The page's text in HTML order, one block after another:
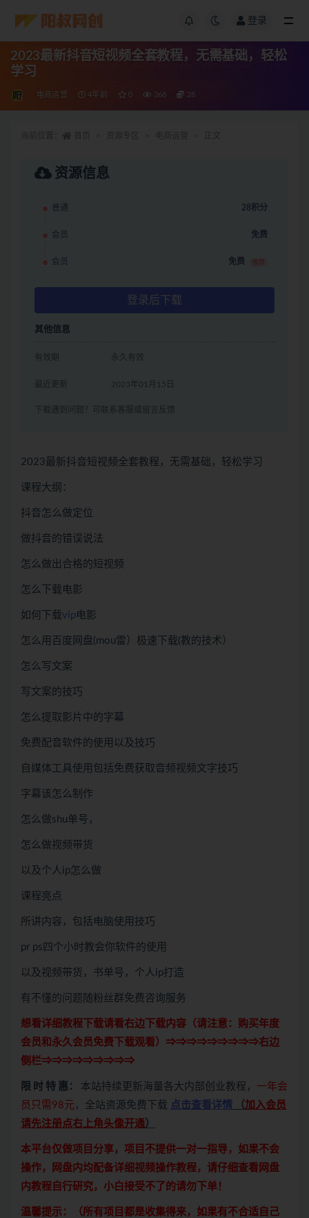
登录
2023最新抖音短视频全套教程，无需基础，轻松
学习
电商运营 4年前 0 368 28
资源信息
普通 28积分
会员 免费
会员 免费 推荐
登录后下载
其他信息
有效期 永久有效
最近更新 2023年01月15日
下载遇到问题？可联系客服或留言反馈
2023最新抖音短视频全套教程，无需基础，轻松学习
课程大纲：
抖音怎么做定位
做抖音的错误说法
怎么做出合格的短视频
怎么下载电影
如何下载vip电影
怎么用百度网盘(mou雷）极速下载(教的技术）
怎么写文案
写文案的技巧
怎么提取影片中的字幕
免费配音软件的使用以及技巧
自媒体工具使用包括免费获取音频视频文字技巧
字幕该怎么制作
怎么做shu单号，
怎么做视频带货
以及个人ip怎么做
课程亮点
所讲内容，包括电脑使用技巧
pr ps四个小时教会你软件的使用
以及视频带货，书单号，个人ip打造
有不懂的问题随粉丝群免费咨询服务
想看详细教程下载请看右边下载内容（请注意： 购买年度
会员和永久会员免费下载观看）⇒⇒⇒⇒⇒⇒⇒⇒⇒右边
侧栏⇒⇒⇒⇒⇒⇒⇒⇒⇒
限 时 特 惠： 本站持续更新海量各大内部创业教程， 一年会
员只需98元 ，全站资源免费下载 点击查看详情 （加入会员
请先注册点右上角头像开通）
本平台仅做项目分享，项目不提供一对一指导，如果不会
操作，网盘内均配备详细视频操作教程，请仔细查看网盘
内教程自行研究，小白接受不了的请勿下单！
温馨提示：（所有项目都是收集得来，如果有不合适自己